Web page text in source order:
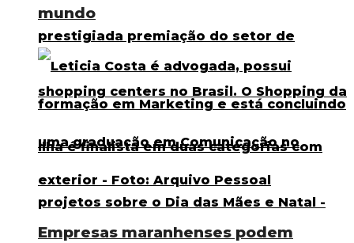
mundo
Empresas maranhenses podem